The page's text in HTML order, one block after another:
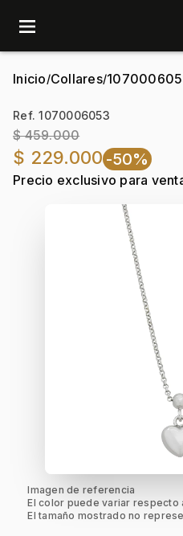
menu
Inicio/Collares/
Ref. 1070006053
$ 459.000
$ 229.000-50%
Precio exclusivo para
Imagen de referencia
El color puede variar respecto
El tamaño mostrado no